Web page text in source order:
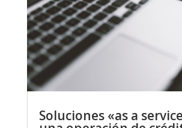
Soluciones «as a